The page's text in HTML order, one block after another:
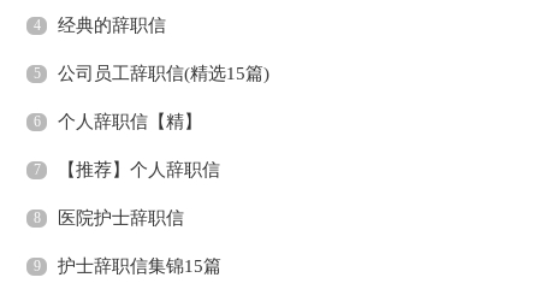
4 经典的辞职信
5 公司员工辞职信(精选15篇)
6 个人辞职信【精】
7 【推荐】个人辞职信
8 医院护士辞职信
9 护士辞职信集锦15篇